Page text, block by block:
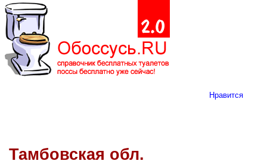
Нравится
Тамбовская обл.